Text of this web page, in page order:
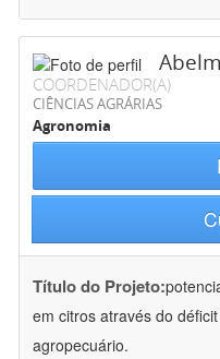
COORDENADOR(A)
CIÊNCIAS AGRÁRIAS
Agronomia
Título do Projeto:
em citros através do
agropecuário.